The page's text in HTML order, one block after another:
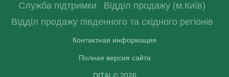
Служба підтримки
Відділ продажу (м.Київ)
Відділ продажу південного та східного регіонів
Контактная информация
Полная версия сайта